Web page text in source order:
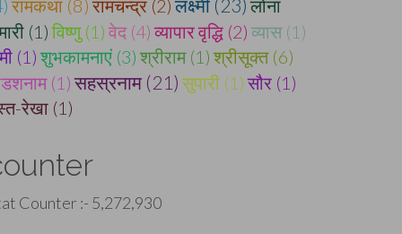
रामकथा (8) रामचन्द्र (2) लक्ष्मी (23) लोना
(1) विष्णु (1) वेद (4) व्यापार वृद्धि (2) व्यास (1)
(1) शुभकामनाएं (3) श्रीराम (1) श्रीसूक्त (6)
(1) सहस्रनाम (21) सुपारी (1) सौर (1)
रेखा (1)
Counter :- 5,272,930